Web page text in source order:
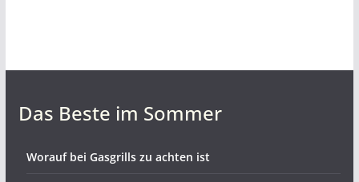
Das Beste im Sommer
Worauf bei Gasgrills zu achten ist